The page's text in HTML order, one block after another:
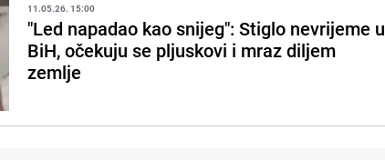
11.05.26. 15:00
"Led napadao kao snijeg": Stiglo nevrijeme u
BiH, očekuju se pljuskovi i mraz diljem
zemlje